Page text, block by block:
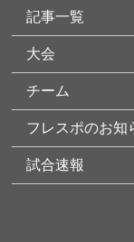
記事一覧
大会
チーム
フレスポのお知
試合速報